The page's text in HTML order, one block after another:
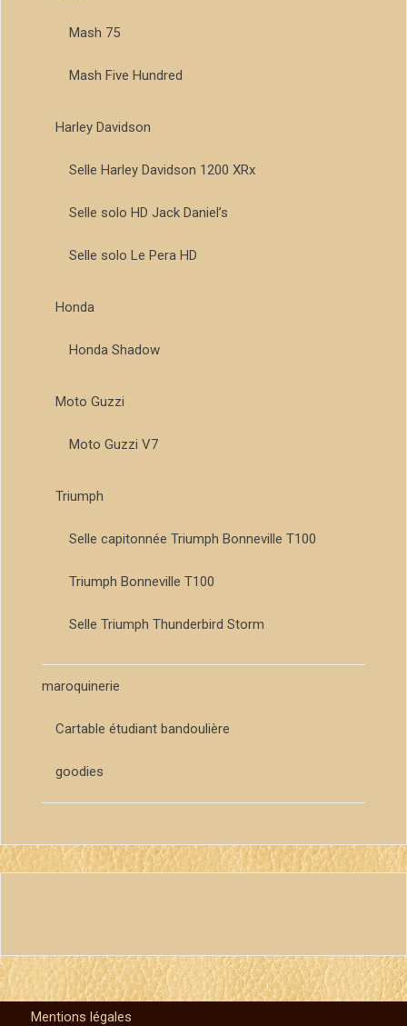
Mash 75
Mash Five Hundred
Harley Davidson
Selle Harley Davidson 1200 XRx
Selle solo HD Jack Daniel’s
Selle solo Le Pera HD
Honda
Honda Shadow
Moto Guzzi
Moto Guzzi V7
Triumph
Selle capitonnée Triumph Bonneville T100
Triumph Bonneville T100
Selle Triumph Thunderbird Storm
maroquinerie
Cartable étudiant bandoulière
goodies
Mentions légales